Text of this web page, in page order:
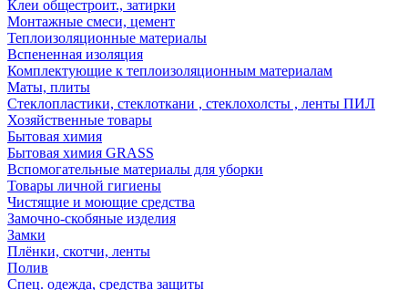
Клеи общестроит., затирки
Монтажные смеси, цемент
Теплоизоляционные материалы
Вспененная изоляция
Комплектующие к теплоизоляционным материалам
Маты, плиты
Стеклопластики, стеклоткани , стеклохолсты , ленты ПИЛ
Хозяйственные товары
Бытовая химия
Бытовая химия GRASS
Вспомогательные материалы для уборки
Товары личной гигиены
Чистящие и моющие средства
Замочно-скобяные изделия
Замки
Плёнки, скотчи, ленты
Полив
Спец. одежда, средства защиты